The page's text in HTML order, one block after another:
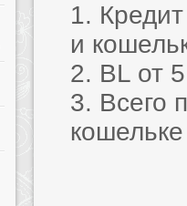
1.
и
2. BL от
3. Всего
кошельке